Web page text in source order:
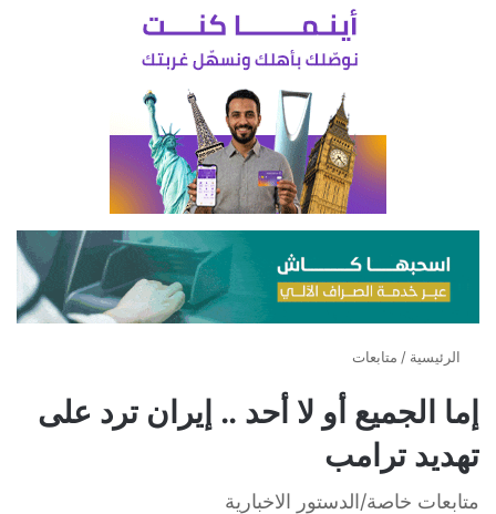
الرئيسية / متابعات
إما الجميع أو لا أحد .. إيران ترد على
تهديد ترامب
متابعات خاصة/الدستور الاخبارية